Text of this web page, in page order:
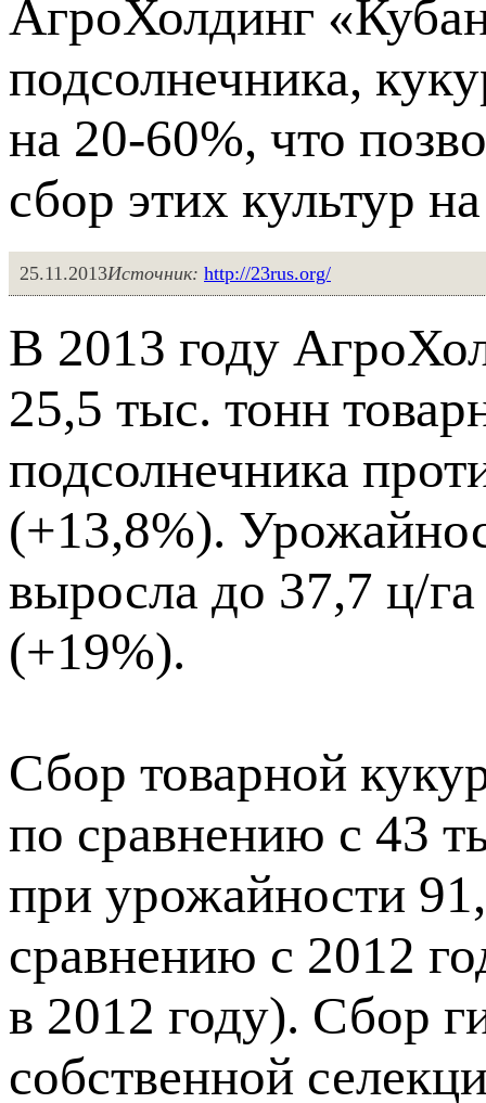
АгроХолдинг
подсолнечника,
на 20-60%, что
сбор этих культур
25.11.2013Источник: http://23rus.org/
В 2013 году
25,5 тыс. тонн
подсолнечника
(+13,8%).
выросла до 37,7 ц/
(+19%).
Сбор товарной
по сравнению с 43
при урожайности
сравнению с 2012
в 2012 году). Сбор
собственной